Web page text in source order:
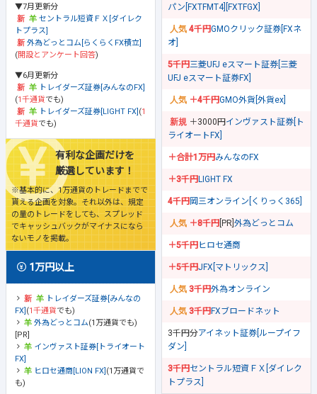
▼7月更新分
セントラル短資ＦＸ[ダイレク
トプラス]
外為どっとコム[らくらくFX積立]
(開設とアンケート回答)
▼6月更新分
トレイダーズ証券[みんなのFX]
(1千通貨でも)
トレイダーズ証券[LIGHT FX] (1
千通貨でも)
有利な企画だけを
厳選しています！
※基本的に、1万通貨のトレードまでで
貰える企画を対象。それ以外は、規定
の量のトレードをしても、スプレッド
でキャッシュバックがマイナスになら
ないモノを掲載。
1万円以上
トレイダーズ証券[みんなの
FX] (1千通貨でも)
外為どっとコム(1万通貨でも)
[PR]
インヴァスト証券[トライオート
FX]
ヒロセ通商[LION FX] (1万通貨で
も)
パン[FXTFMT4][FXTFGX]
4千円GMOクリック証券[FXネ
オ]
5千円三菱UFJ eスマート証券[三菱
UFJ eスマート証券FX]
＋4千円GMO外貨[外貨ex]
＋3000円 インヴァスト証券[ト
ライオートFX]
＋合計1万円みんなのFX
＋3千円LIGHT FX
4千円岡三オンライン[くりっく365]
＋8千円 [PR] 外為どっとコム
＋5千円ヒロセ通商
＋5千円JFX[マトリックス]
3千円外為オンライン
3千円FXブロードネット
3千円分アイネット証券[ループイフ
ダン]
3千円セントラル短資ＦＸ[ダイレク
トプラス]